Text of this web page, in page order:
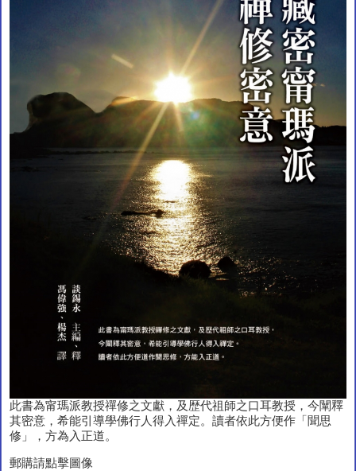
此書為甯瑪派教授禪修之文獻，及歴代祖師之口耳教授，今闡釋
其密意，希能引導學佛行人得入禪定。讀者依此方便作「聞思
修」，方為入正道。
郵購請點擊圖像